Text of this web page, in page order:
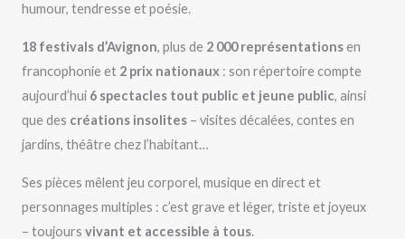
humour, tendresse et poésie.
18 festivals d’Avignon, plus de 2 000 représentationsen
francophonie et 2 prix nationaux : son répertoire compte
aujourd’hui 6 spectacles tout public et jeune public, ainsi
que des créations insolites – visites décalées, contes en
jardins, théâtre chez l’habitant…
Ses pièces mêlent jeu corporel, musique en direct et
personnages multiples : c’est grave et léger, triste et joyeux
– toujours vivant et accessible à tous.